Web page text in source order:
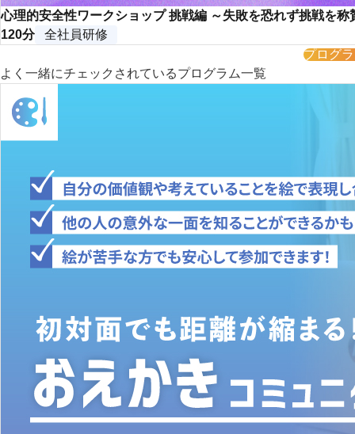
心理的安全性ワークショップ 挑戦編 ～失敗を恐れず挑戦を
120分
全社員研修
プログ
よく一緒にチェックされているプログラム一覧